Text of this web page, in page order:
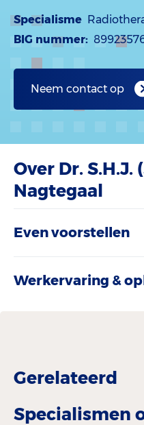
Specialisme
BIG nummer:
Neem contact op
Over Dr. S.H.J.
Nagtegaal
Even voorstellen
Werkervaring &
Gerelateerd
Specialismen